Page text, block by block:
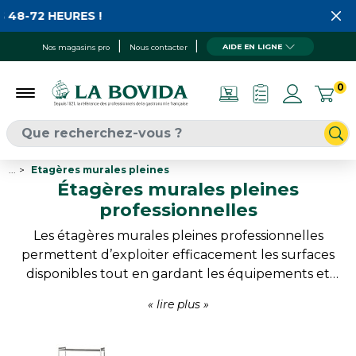
Nos magasins pro Nous contacter AIDE EN LIGNE
0
HEURES !
Etagères murales pleines
Étagères murales pleines
professionnelles
Les étagères murales pleines professionnelles
permettent d’exploiter efficacement les surfaces
disponibles tout en gardant les équipements et
en inox répond parfaitement aux exigences
l’entretien quotidien. Adaptées aux cuisines